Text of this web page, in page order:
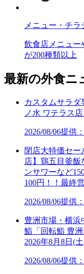
メニュー・チラ
飲食店メニュー
が200種類以上
最新の外食ニ
カスタムサラ
ノ水 ワテラス
2026/08/06提供
閉店大特価セ
店】鶏五目釜
ンサワーなど
100円！！最終
2026/08/06提供
豊洲市場・横浜
鮨「回転鮨 豊
2026年8月8日(
2026/08/06提供